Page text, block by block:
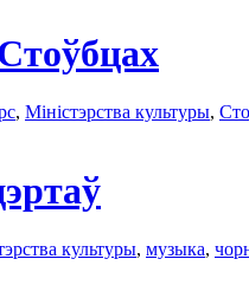
, Міністэрства культуры,
культуры, музыка,